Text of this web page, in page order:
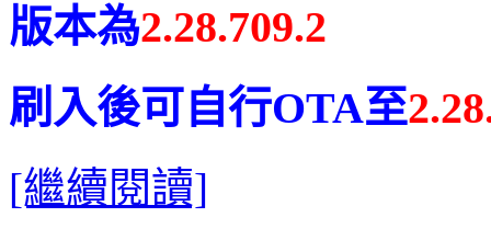
版本為2.28.709.2
刷入後可自行OTA至
[繼續閱讀]